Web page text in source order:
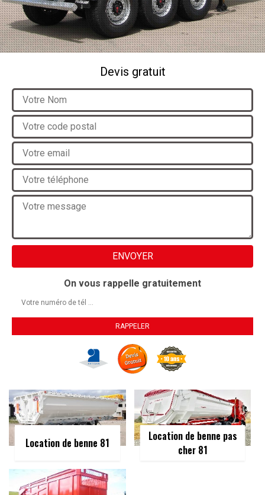
Devis gratuit
On vous rappelle gratuitement
Location de benne 81
Location de benne pas
cher 81